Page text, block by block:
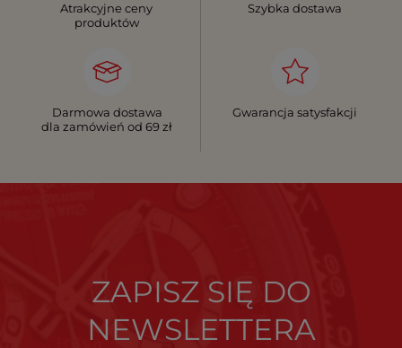
Atrakcyjne ceny
produktów
Szybka dostawa
Darmowa dostawa
dla zamówień od 69 zł
Gwarancja satysfakcji
ZAPISZ SIĘ DO
NEWSLETTERA